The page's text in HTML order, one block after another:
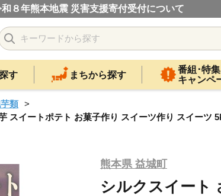
和８年熊本地震 災害支援寄付受付について
す まちから探す
番組･特集
キャンペ
類
イートポテト お菓子作り スイーツ作り スイーツ
熊本県 益城町
シルクスイート